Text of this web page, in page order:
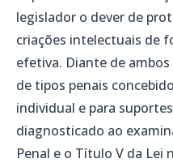
legislador o dever de
criações intelectuais de
efetiva. Diante de
de tipos penais
individual e para
diagnosticado ao
Penal e o Título V da Lei